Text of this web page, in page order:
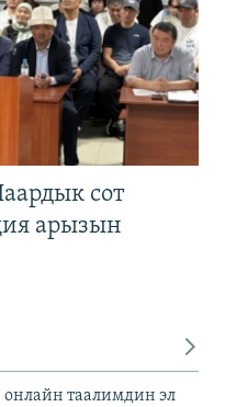
сот
арызын
онлайн таалимдин эл